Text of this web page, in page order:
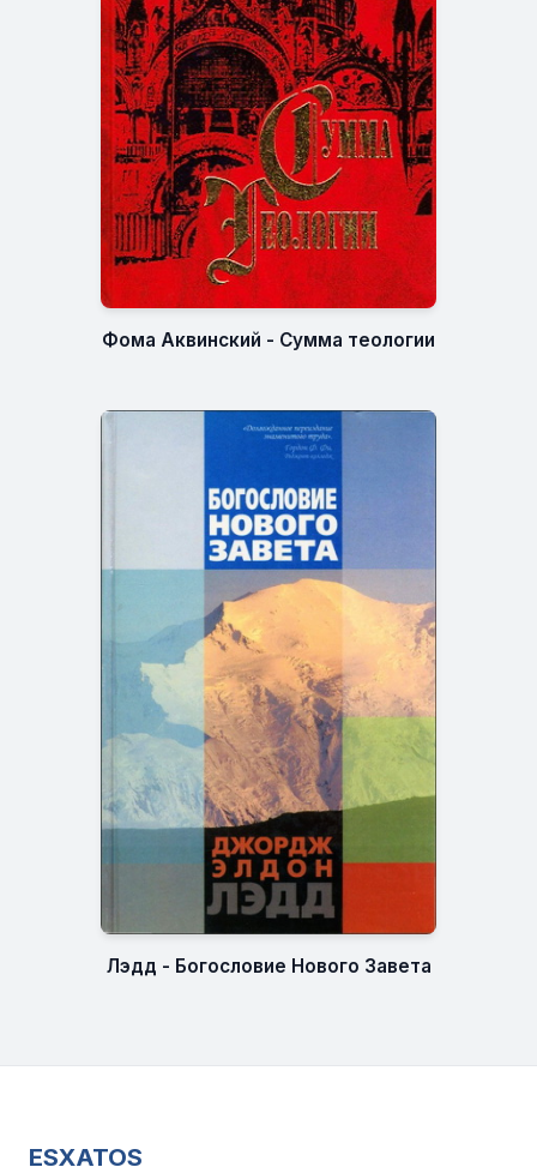
Фома Аквинский - Сумма теологии
Лэдд - Богословие Нового Завета
ESXATOS